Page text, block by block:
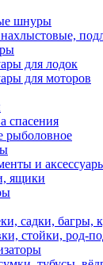
шнуры
для лодок
для моторов
спасения
рыболовное
и
ящики
садки, багры,
стойки, род-